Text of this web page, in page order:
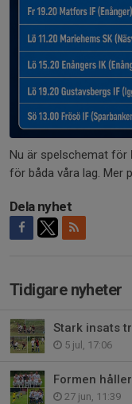
Nu är spelschemat för
för båda våra lag. Mer
Dela nyhet
Tidigare nyheter
Stark insats
5 jul, 17:06
Formen
27 jun, 11:39